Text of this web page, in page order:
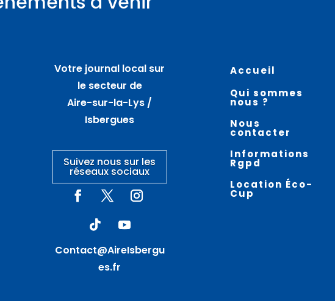
artisanal
– GUARBECQUE
août
Atelier nœuds de
marinier – AIRE SUR LA LYS
randonnée –
Votre journal local sur
le secteur de
Aire-sur-la-Lys /
Isbergues
Suivez nous sur les
réseaux sociaux
Contact@AireIsbergu
es.fr
Accueil
Qui sommes
nous ?
Nous
contacter
Informations
Rgpd
Location Éco-
Cup